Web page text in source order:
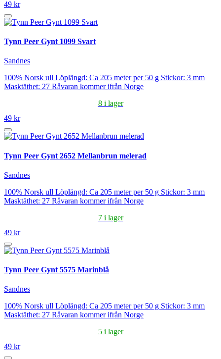
49 kr
Tynn Peer Gynt 1099 Svart
Sandnes
100% Norsk ull Löplängd: Ca 205 meter per 50 g Stickor: 3 mm
Masktäthet: 27 Råvaran kommer ifrån Norge
8 i lager
49 kr
Tynn Peer Gynt 2652 Mellanbrun melerad
Sandnes
100% Norsk ull Löplängd: Ca 205 meter per 50 g Stickor: 3 mm
Masktäthet: 27 Råvaran kommer ifrån Norge
7 i lager
49 kr
Tynn Peer Gynt 5575 Marinblå
Sandnes
100% Norsk ull Löplängd: Ca 205 meter per 50 g Stickor: 3 mm
Masktäthet: 27 Råvaran kommer ifrån Norge
5 i lager
49 kr